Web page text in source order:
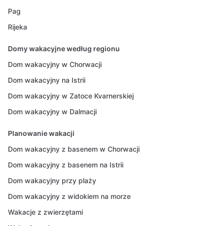
Pag
Rijeka
Domy wakacyjne według regionu
Dom wakacyjny w Chorwacji
Dom wakacyjny na Istrii
Dom wakacyjny w Zatoce Kvarnerskiej
Dom wakacyjny w Dalmacji
Planowanie wakacji
Dom wakacyjny z basenem w Chorwacji
Dom wakacyjny z basenem na Istrii
Dom wakacyjny przy plaży
Dom wakacyjny z widokiem na morze
Wakacje z zwierzętami